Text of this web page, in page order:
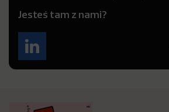
Jesteś tam z nami?